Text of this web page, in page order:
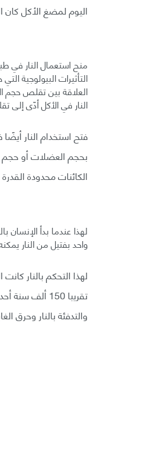
اليوم لمضغ الأكل
منح استعمال النار في
التأثيرات البيولوجية
العلاقة بين تقلص حجم
النار في الأكل أدّى إلى
فتح استخدام النار
بحجم العضلات أو حجم
الكائنات محدودة
لهذا عندما بدأ الإنسان
واحد بفتيل من النار
لهذا التحكم بالنار
تقريبا 150
والتدفئة بالنار وحرق